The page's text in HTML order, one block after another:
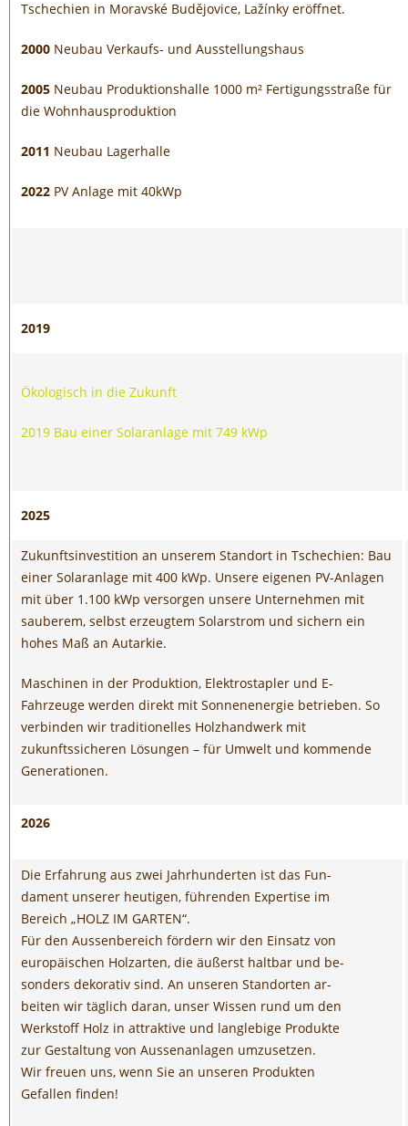
Tschechien in Moravské Budějovice, Lažínky eröffnet.
2000 Neubau Verkaufs- und Ausstellungshaus
2005 Neubau Produktionshalle 1000 m² Fertigungsstraße für
die Wohnhausproduktion
2011 Neubau Lagerhalle
2022 PV Anlage mit 40kWp
2019
Ökologisch in die Zukunft
2019 Bau einer Solaranlage mit 749 kWp
2025
Zukunftsinvestition an unserem Standort in Tschechien: Bau
einer Solaranlage mit 400 kWp. Unsere eigenen PV-Anlagen
mit über 1.100 kWp versorgen unsere Unternehmen mit
sauberem, selbst erzeugtem Solarstrom und sichern ein
hohes Maß an Autarkie.
Maschinen in der Produktion, Elektrostapler und E-
Fahrzeuge werden direkt mit Sonnenenergie betrieben. So
verbinden wir traditionelles Holzhandwerk mit
zukunftssicheren Lösungen – für Umwelt und kommende
Generationen.
2026
Die Erfahrung aus zwei Jahrhunderten ist das Fun-
dament unserer heutigen, führenden Expertise im
Bereich „HOLZ IM GARTEN“.
Für den Aussenbereich fördern wir den Einsatz von
europäischen Holzarten, die äußerst haltbar und be-
sonders dekorativ sind. An unseren Standorten ar-
beiten wir täglich daran, unser Wissen rund um den
Werkstoff Holz in attraktive und langlebige Produkte
zur Gestaltung von Aussenanlagen umzusetzen.
Wir freuen uns, wenn Sie an unseren Produkten
Gefallen finden!